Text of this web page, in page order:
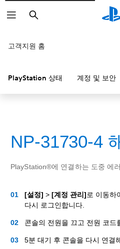
검
색
고객지원 홈
PlayStation 상태 계정 및 보안
NP-31730-4
PlayStation®에 연결하는 도중 에
[설정] > [계정 관리]로 이동하
다시 로그인합니다.
콘솔의 전원을 끄고 전원 코드
5분 대기 후 콘솔을 다시 연결